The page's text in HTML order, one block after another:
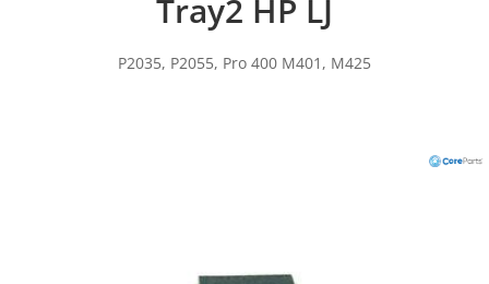
Tray2 HP LJ
P2035, P2055, Pro 400 M401, M425